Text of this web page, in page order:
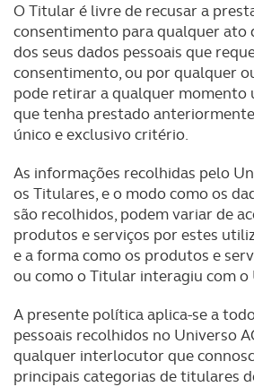
O Titular é livre de recusar a
consentimento para qualquer ato
dos seus dados pessoais que
consentimento, ou por qualquer
pode retirar a qualquer momento
que tenha prestado
único e exclusivo critério.
As informações recolhidas pelo
os Titulares, e o modo como os
são recolhidos, podem variar de
produtos e serviços por estes
e a forma como os produtos e
ou como o Titular interagiu com o
A presente política aplica-se a
pessoais recolhidos no Universo
qualquer interlocutor que
principais categorias de titulares